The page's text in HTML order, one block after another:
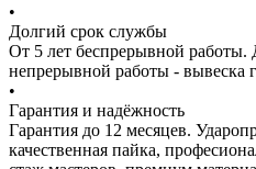
•
Долгий срок службы
От 5 лет беспрерывной работы.
непрерывной работы - вывеска
•
Гарантия и надёжность
Гарантия до 12 месяцев.
качественная пайка,